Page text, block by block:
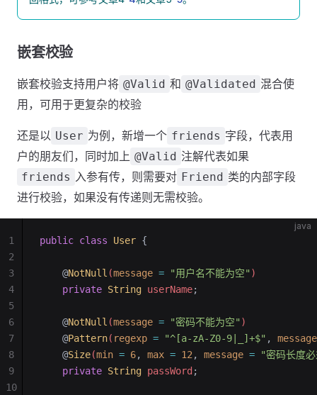
嵌套校验
嵌套校验支持用户将 @Valid 和 @Validated 混合使
用，可用于更复杂的校验
还是以 User 为例，新增一个 friends 字段，代表用
户的朋友们，同时加上 @Valid 注解代表如果
friends 入参有传，则需要对 Friend 类的内部字段
进行校验，如果没有传递则无需校验。
java
public class User {
    @
NotNull (message = "用户名不能为空" )
    private
String userName;
    @
NotNull (message = "密码不能为空" )
    @
Pattern( regexp = "^[a-zA-Z0-9|_]+$" ,
message
    @
Size(min = 6, max = 12 , message = "密码长度
    private
String passWord ;
1
2
3
4
5
6
7
8
9
10